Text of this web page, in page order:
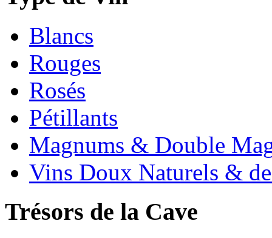
Blancs
Rouges
Rosés
Pétillants
Magnums & Double
Vins Doux Naturels &
Trésors de la Cave